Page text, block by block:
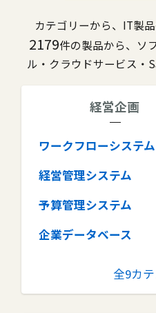
カテゴリーから、IT製
2179件の製品から、ソ
ル・クラウドサービス・
経営企画
ワークフローシステム
経営管理システム
予算管理システム
企業データベース
コラボレーションツ
全9カ